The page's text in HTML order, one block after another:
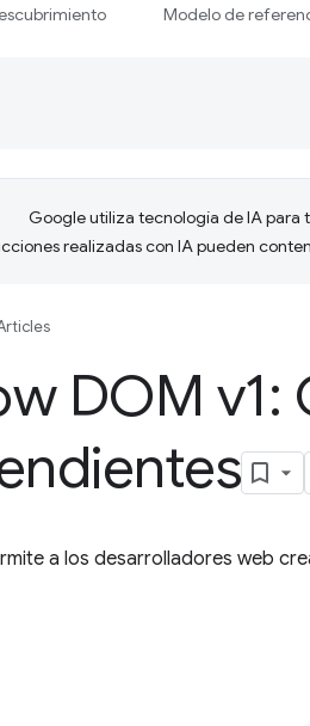
Modelo de
Google utiliza tecnología de IA
realizadas con IA pueden
DOM
a los desarrolladores web